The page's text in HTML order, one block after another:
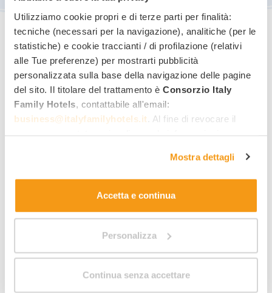
Utilizziamo cookie propri e di terze parti per finalità:
tecniche (necessari per la navigazione), analitiche (per le
statistiche) e cookie traccianti / di profilazione (relativi
alle Tue preferenze) per mostrarti pubblicità
personalizzata sulla base della navigazione delle pagine
del sito. Il titolare del trattamento è Consorzio Italy
Family Hotels , contattabile all'email:
business@italyfamilyhotels.it . Al fine di revocare il
. Allo stesso link trovi la nostra informativa
estesa sui cookie.
Mostra dettagli
Accetta e continua
Personalizza
Continua senza accettare
Note e condizioni
Offerta valida per soggiorni dal 1 all’10 agosto e dal 23 al
31 agosto 2026
Richiedi informazioni per
questa offerta!
Miglior tariffa family
Quotazione rapida per mail
Risposta diretta dall’hotel
Cognome